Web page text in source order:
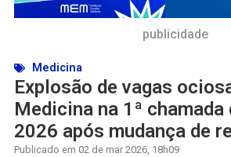
publicidade
Medicina
Explosão de vagas
Medicina na 1ª chamada
2026 após mudança de
Publicado em 02 de mar 2026, 18h09